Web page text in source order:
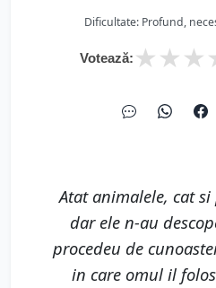
Dificultate: Profund,
Votează: ★
★
★
Atat animalele, cat
dar ele n-au
procedeu de
in care omul il